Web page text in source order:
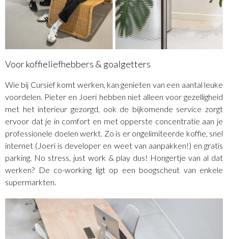
Voor koffieliefhebbers & goalgetters
Wie bij Cursief komt werken, kan genieten van een aantal leuke
voordelen. Pieter en Joeri hebben niet alleen voor gezelligheid
met het interieur gezorgd, ook de bijkomende service zorgt
ervoor dat je in comfort en met opperste concentratie aan je
professionele doelen werkt. Zo is er ongelimiteerde koffie, snel
internet (Joeri is developer en weet van aanpakken!) en gratis
parking. No stress, just work & play dus! Hongertje van al dat
werken? De co-working ligt op een boogscheut van enkele
supermarkten.